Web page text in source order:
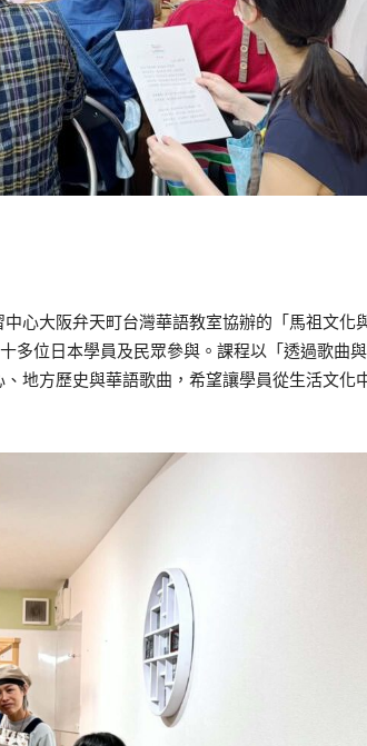
心大阪弁天町台灣華語教室協辦的「馬祖文化
多位日本學員及民眾參與。課程以「透過歌曲
地方歷史與華語歌曲，希望讓學員從生活文化